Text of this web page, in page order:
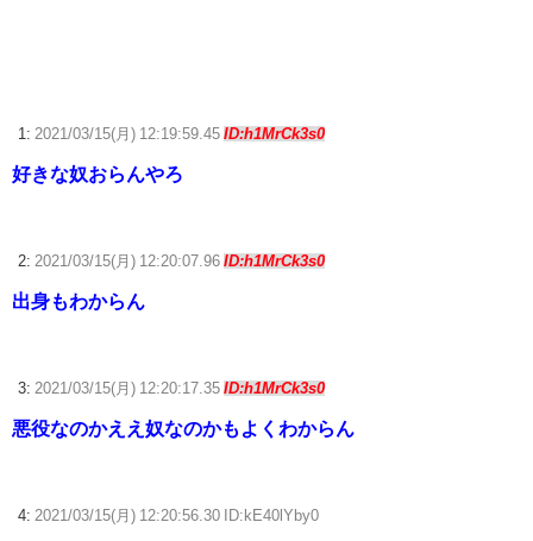
1: 2021/03/15(月) 12:19:59.45 ID:h1MrCk3s0
好きな奴おらんやろ
2: 2021/03/15(月) 12:20:07.96 ID:h1MrCk3s0
出身もわからん
3: 2021/03/15(月) 12:20:17.35 ID:h1MrCk3s0
悪役なのかええ奴なのかもよくわからん
4: 2021/03/15(月) 12:20:56.30 ID:kE40lYby0